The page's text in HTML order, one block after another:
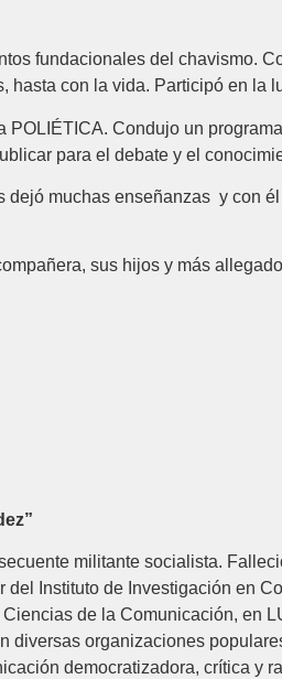
fundacionales del chavismo.
hasta con la vida. Participó en la
POLIÉTICA. Condujo un
para el debate y el
dejó muchas enseñanzas y con
sus hijos y más
militante socialista.
Instituto de Investigación en
de la Comunicación, en
diversas organizaciones
democratizadora, crítica y